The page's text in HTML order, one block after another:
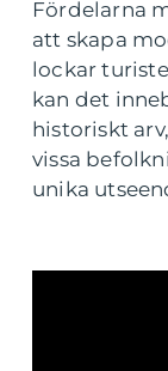
Fördelarna
att skapa
lockar
kan det
historiskt
vissa
unika